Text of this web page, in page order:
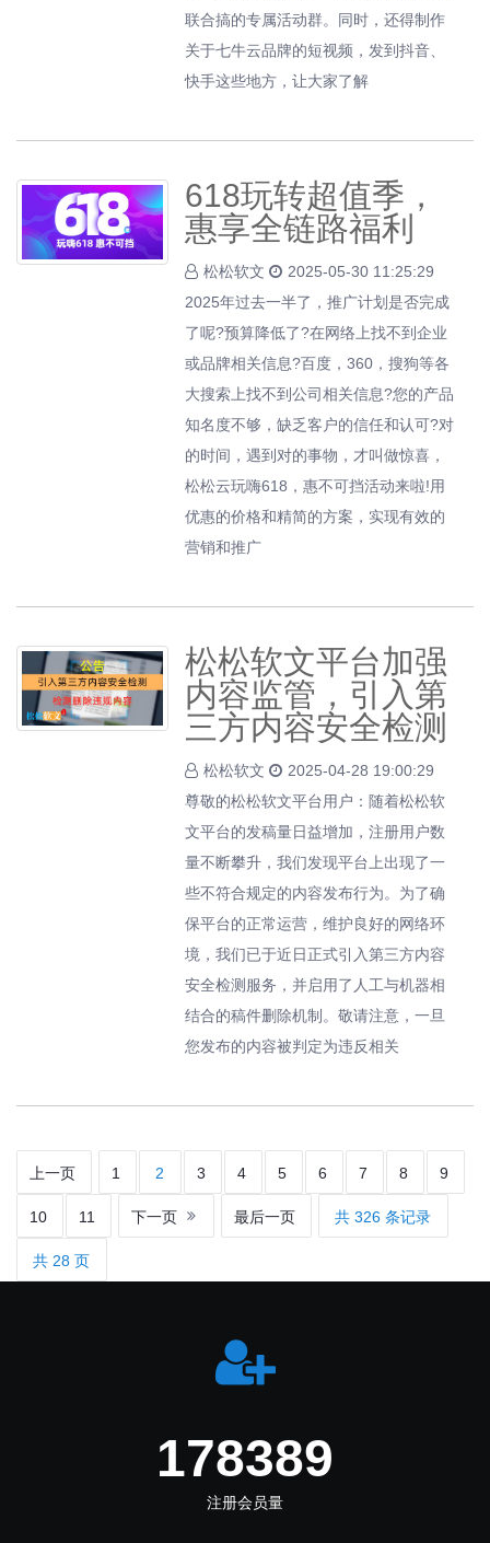
联合搞的专属活动群。同时，还得制作
关于七牛云品牌的短视频，发到抖音、
快手这些地方，让大家了解
618玩转超值季，
惠享全链路福利
松松软文
2025-05-30 11:25:29
2025年过去一半了，推广计划是否完成
了呢?预算降低了?在网络上找不到企业
或品牌相关信息?百度，360，搜狗等各
大搜索上找不到公司相关信息?您的产品
知名度不够，缺乏客户的信任和认可?对
的时间，遇到对的事物，才叫做惊喜，
松松云玩嗨618，惠不可挡活动来啦!用
优惠的价格和精简的方案，实现有效的
营销和推广
松松软文平台加强
内容监管，引入第
三方内容安全检测
松松软文
2025-04-28 19:00:29
尊敬的松松软文平台用户：随着松松软
文平台的发稿量日益增加，注册用户数
量不断攀升，我们发现平台上出现了一
些不符合规定的内容发布行为。为了确
保平台的正常运营，维护良好的网络环
境，我们已于近日正式引入第三方内容
安全检测服务，并启用了人工与机器相
结合的稿件删除机制。敬请注意，一旦
您发布的内容被判定为违反相关
上一页 1 2 3 4 5 6 7 8 9
10 11 下一页 最后一页 共 326 条记录
共 28 页
212694
注册会员量